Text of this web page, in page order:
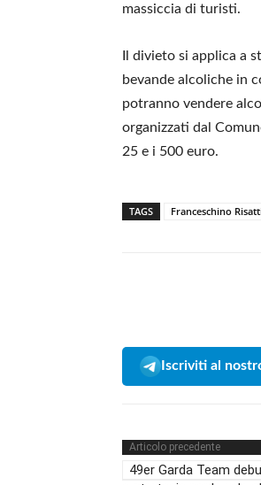
massiccia di turisti.
Il divieto si applica a
bevande alcoliche in
potranno vendere
organizzati dal
25 e i 500 euro.
TAGS Franceschino
Iscriviti al
Articolo precedente
49er Garda Team